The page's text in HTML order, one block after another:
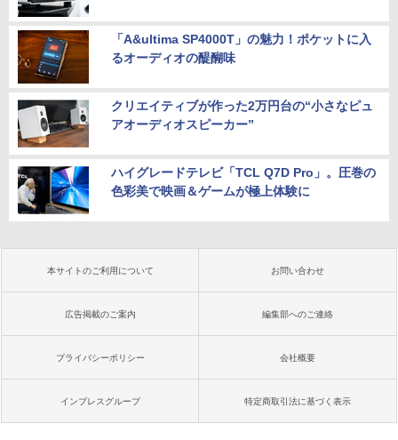
「A&ultima SP4000T」の魅力！ポケットに入
るオーディオの醍醐味
クリエイティブが作った2万円台の“小さなピュ
アオーディオスピーカー”
ハイグレードテレビ「TCL Q7D Pro」。圧巻の
色彩美で映画＆ゲームが極上体験に
本サイトのご利用について お問い合わせ
広告掲載のご案内 編集部へのご連絡
プライバシーポリシー 会社概要
インプレスグループ 特定商取引法に基づく表示